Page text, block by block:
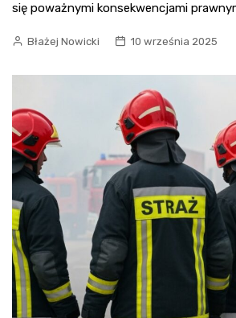
się poważnymi konsekwencjami
Błażej Nowicki 10 września 2025